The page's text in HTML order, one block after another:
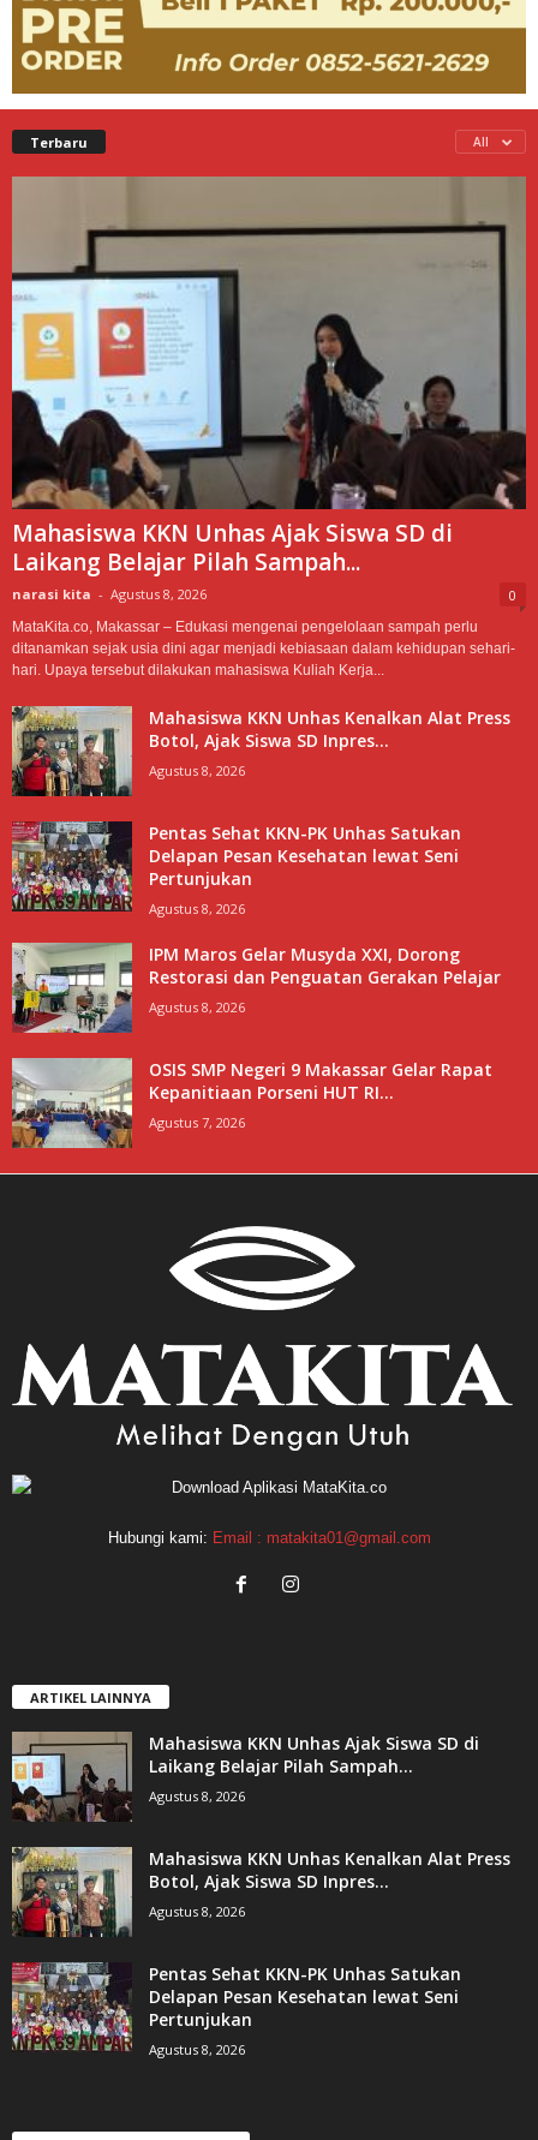
Terbaru All
Mahasiswa KKN Unhas Ajak Siswa SD di
Laikang Belajar Pilah Sampah...
narasi kita - Agustus 8, 2026 0
MataKita.co, Makassar – Edukasi mengenai pengelolaan sampah perlu
ditanamkan sejak usia dini agar menjadi kebiasaan dalam kehidupan sehari-
hari. Upaya tersebut dilakukan mahasiswa Kuliah Kerja...
Mahasiswa KKN Unhas Kenalkan Alat Press
Botol, Ajak Siswa SD Inpres...
Agustus 8, 2026
Pentas Sehat KKN-PK Unhas Satukan
Delapan Pesan Kesehatan lewat Seni
Pertunjukan
Agustus 8, 2026
IPM Maros Gelar Musyda XXI, Dorong
Restorasi dan Penguatan Gerakan Pelajar
Agustus 8, 2026
OSIS SMP Negeri 9 Makassar Gelar Rapat
Kepanitiaan Porseni HUT RI...
Agustus 7, 2026
Hubungi kami: Email : matakita01@gmail.com
ARTIKEL LAINNYA
Mahasiswa KKN Unhas Ajak Siswa SD di
Laikang Belajar Pilah Sampah...
Agustus 8, 2026
Mahasiswa KKN Unhas Kenalkan Alat Press
Botol, Ajak Siswa SD Inpres...
Agustus 8, 2026
Pentas Sehat KKN-PK Unhas Satukan
Delapan Pesan Kesehatan lewat Seni
Pertunjukan
Agustus 8, 2026